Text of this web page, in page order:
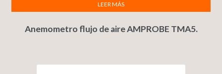
Anemometro flujo de aire AMPROBE TMA5.
LEER MÁS